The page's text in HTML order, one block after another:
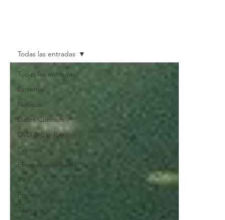
Todas las entradas
Estrenos
Noticias
Datos Curiosos
DVD & Blu-Ray
Eventos
Eventos especiales
TV
Promos
Teatro
Todas las entradas